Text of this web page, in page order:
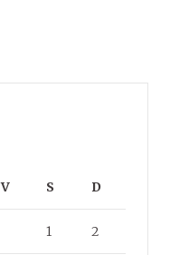
V S D
1 2